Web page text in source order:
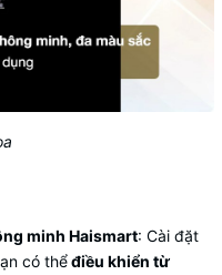
minh Haismart: Cài đặt
có thểđiều khiển từ